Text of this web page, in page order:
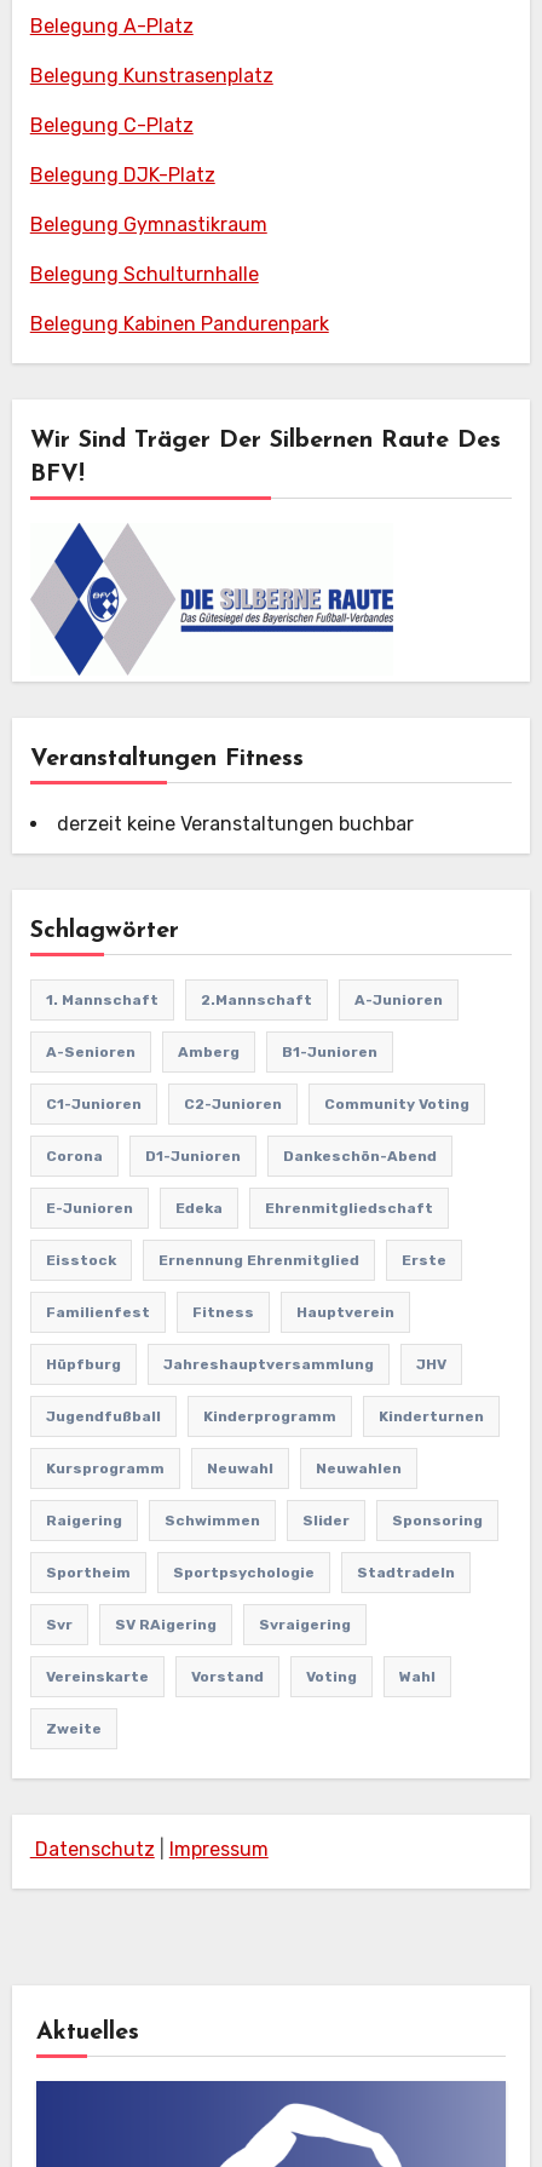
Belegung A-Platz
Belegung Kunstrasenplatz
Belegung C-Platz
Belegung DJK-Platz
Belegung Gymnastikraum
Belegung Schulturnhalle
Belegung Kabinen Pandurenpark
Wir Sind Träger Der Silbernen Raute Des
BFV!
Veranstaltungen Fitness
derzeit keine Veranstaltungen buchbar
Schlagwörter
1. Mannschaft 2.Mannschaft A-Junioren
A-Senioren Amberg B1-Junioren
C1-Junioren C2-Junioren Community Voting
Corona D1-Junioren Dankeschön-Abend
E-Junioren Edeka Ehrenmitgliedschaft
Eisstock Ernennung Ehrenmitglied Erste
Familienfest Fitness Hauptverein
Hüpfburg Jahreshauptversammlung JHV
Jugendfußball Kinderprogramm Kinderturnen
Kursprogramm Neuwahl Neuwahlen
Raigering Schwimmen Slider Sponsoring
Sportheim Sportpsychologie Stadtradeln
Svr SV RAigering Svraigering
Vereinskarte Vorstand Voting Wahl
Zweite
Datenschutz Impressum
Aktuelles